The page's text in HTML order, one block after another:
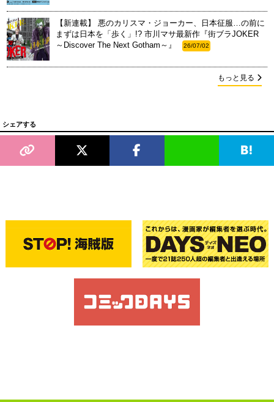
【新連載】 悪のカリスマ・ジョーカー、日本征服…の前に
まずは日本を「歩く」!? 市川マサ最新作『街ブラJOKER
～Discover The Next Gotham～』
26/07/02
もっと見る
シェアする